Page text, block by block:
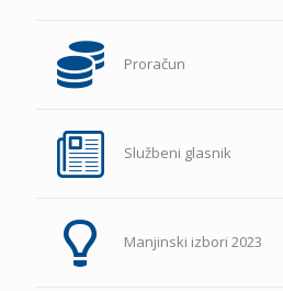
Proračun
Službeni glasnik
Manjinski izbori 2023